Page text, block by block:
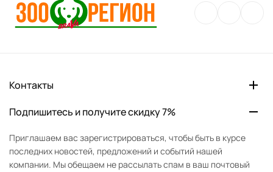
Контакты
Подпишитесь и получите скидку 7%
Приглашаем вас зарегистрироваться, чтобы быть в курсе
последних новостей, предложений и событий нашей
компании. Мы обещаем не рассылать спам в ваш почтовый